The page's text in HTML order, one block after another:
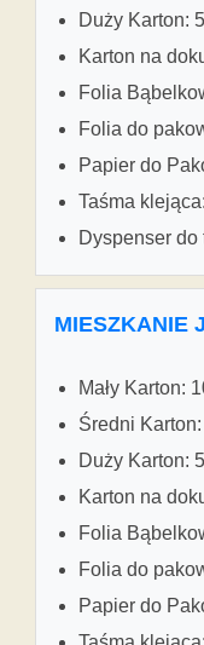
Duży Karton:
Karton na
Folia
Folia do
Papier do
Taśma
Dyspenser
MIESZKANIE
Mały Karton:
Średni
Duży Karton:
Karton na
Folia
Folia do
Papier do